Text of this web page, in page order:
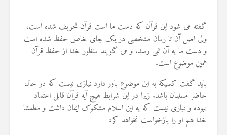
گفته می شود این قرآن که دست ما است قرآن تحریف شده است،
ولی اصل آن تا زمان مشخصی در یک جای خاص حفظ شده است
و دست ما به آن نمی رسد. و می گویند منظور خدا از حفظ قرآن
همین موضوع است.
باید گفت کسیکه به این موضوع باور دارد نیازی نیست که در حال
حاضر مسلمان باشد. زیرا در این شرایط هیچ آیه قرآن قابل اعتماد
نبوده و نیازی نیست که به این اسلام مشکوک ایمان داشت و مطمئنا
خدا هم او را بازخواست نخواهد کرد